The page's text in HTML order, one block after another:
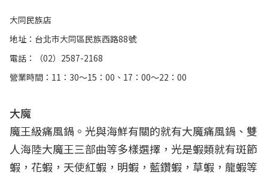
大同民族店
地址：台北巿大同區民族西路88號
電話：（02）2587-2168
營業時間：11：30～15：00、17：00～22：00
大魔
魔王級痛風鍋。光與海鮮有關的就有大魔痛風鍋、雙
人海陸大魔王三部曲等多樣選擇，光是蝦類就有斑節
蝦，花蝦，天使紅蝦，明蝦，藍鑽蝦，草蝦，龍蝦等